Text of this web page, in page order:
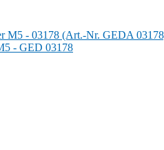
- GED 03178